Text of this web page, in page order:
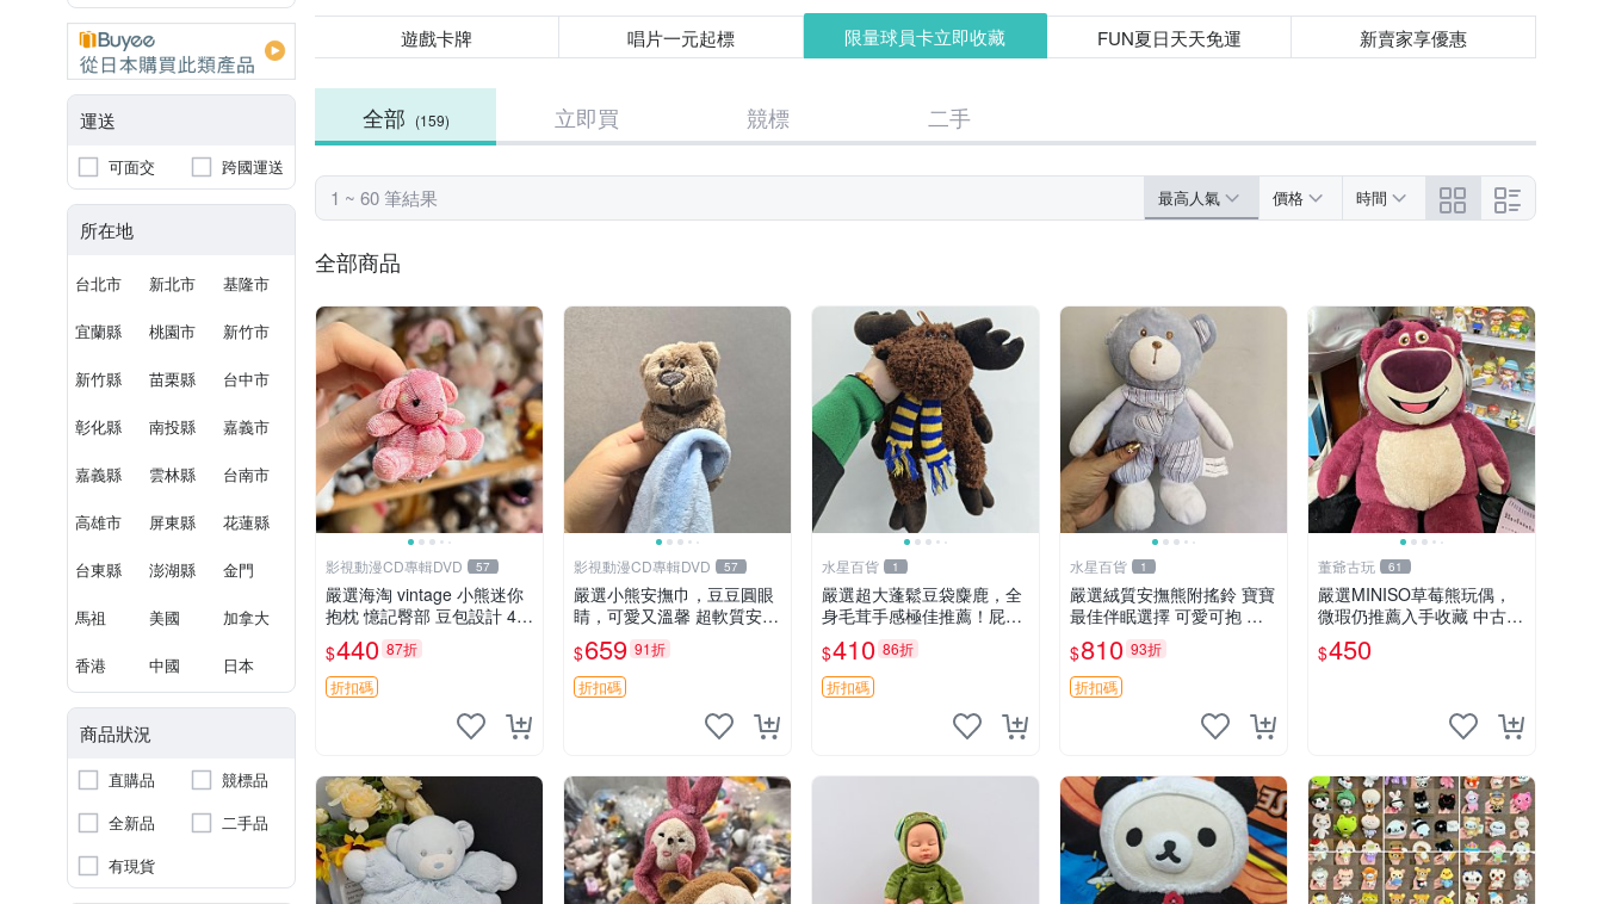
運送
可面交 跨國運送
所在地
台北市 新北市 基隆市
宜蘭縣 桃園市 新竹市
新竹縣 苗栗縣 台中市
彰化縣 南投縣 嘉義市
嘉義縣 雲林縣 台南市
高雄市 屏東縣 花蓮縣
台東縣 澎湖縣 金門
馬祖 美國 加拿大
香港 中國 日本
商品狀況
直購品
競標品
全新品
二手品
有現貨
遊戲卡牌 唱片一元起標 限量球員卡立即收藏 FUN夏日天天免運 新賣家享優惠
全部 (159) 立即買 競標 二手
1 ~ 60 筆結果 最高人氣 價格 時間
全部商品
影視動漫CD專輯DVD 57
嚴選海淘 vintage 小熊迷你
抱枕 憶記臀部 豆包設計 4c
m 高 推薦收藏 迷你豆包小
熊、高臀部、豆袋抱枕
$440 87折
折扣碼
影視動漫CD專輯DVD 57
嚴選小熊安撫巾，豆豆圓眼
睛，可愛又溫馨 超軟質安撫
巾，豆豆設計，哄睡好幫手
約克豆豆眼安撫巾 數碼豆豆
眼
$659 91折
折扣碼
水星百貨 1
嚴選超大蓬鬆豆袋麋鹿，全
身毛茸手感極佳推薦！屁股
與四肢填充均勻，適合收藏
與孩童共賞。 麋鹿 豆袋 毛
茸玩具
$410 86折
折扣碼
水星百貨 1
嚴選絨質安撫熊附搖鈴 寶寶
最佳伴眠選擇 可愛可抱 絨
毛玩具 安撫熊 嬰兒用
$810 93折
折扣碼
董爺古玩 61
嚴選MINISO草莓熊玩偶，
微瑕仍推薦入手收藏 中古 M
INISO 草莓熊 玩具 收藏
$450